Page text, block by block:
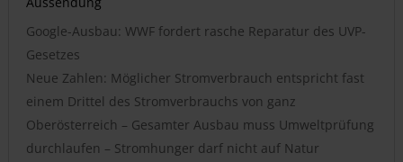
Google-Ausbau: WWF fordert rasche Reparatur des UVP-
Gesetzes
Neue Zahlen: Möglicher Stromverbrauch entspricht fast
einem Drittel des Stromverbrauchs von ganz
Oberösterreich – Gesamter Ausbau muss Umweltprüfung
durchlaufen – Stromhunger darf nicht auf Natur